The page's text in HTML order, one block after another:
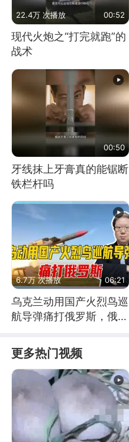
22.4万 次播放 00:52
现代火炮之“打完就跑”的
战术
00:50
牙线抹上牙膏真的能锯断
铁栏杆吗
6.7万 次播放 06:21
乌克兰动用国产火烈鸟巡
航导弹痛打俄罗斯，俄军
更多热门视频